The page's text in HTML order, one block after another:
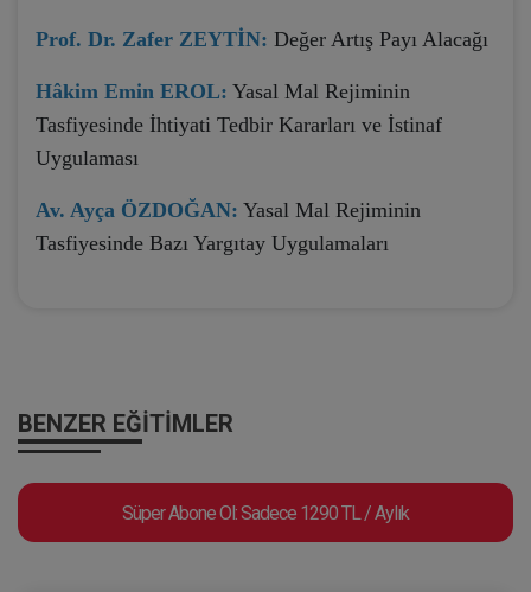
Prof. Dr. Zafer ZEYTİN: Değer Artış Payı Alacağı
Hâkim Emin EROL: Yasal Mal Rejiminin
Tasfiyesinde İhtiyati Tedbir Kararları ve İstinaf
Uygulaması
Av. Ayça ÖZDOĞAN: Yasal Mal Rejiminin
Tasfiyesinde Bazı Yargıtay Uygulamaları
BENZER EĞITIMLER
Süper Abone Ol: Sadece 1290 TL / Aylık